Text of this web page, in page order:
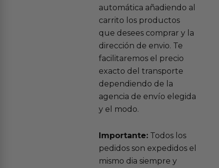
automática añadiendo al
carrito los productos
que desees comprar y la
dirección de envio. Te
facilitaremos el precio
exacto del transporte
dependiendo de la
agencia de envío elegida
y el modo.
Importante:Todos los
pedidos son expedidos el
mismo dia siempre y